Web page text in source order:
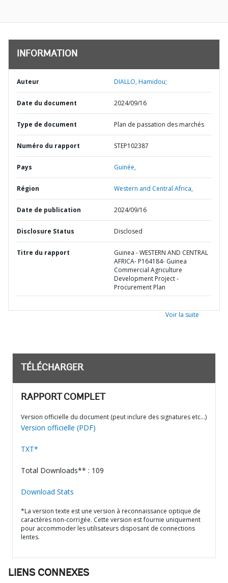
INFORMATION
Auteur DIALLO, Hamidou;
Date du document 2024/09/16
Type de document Plan de passation des marchés
Numéro du rapport STEP102387
Pays Guinée,
Région Western and Central Africa,
Date de publication 2024/09/16
Disclosure Status Disclosed
Titre du rapport
Guinea - WESTERN AND CENTRAL
AFRICA- P164184- Guinea
Commercial Agriculture
Development Project -
Procurement Plan
Voir la suite
TÉLÉCHARGER
RAPPORT COMPLET
Version officielle du document (peut inclure des signatures etc…)
Version officielle (PDF)
TXT*
Total Downloads** : 109
Download Stats
*La version texte est une version à reconnaissance optique de
caractères non-corrigée. Cette version est fournie uniquement
pour accommoder les utilisateurs disposant de connections
lentes.
LIENS CONNEXES